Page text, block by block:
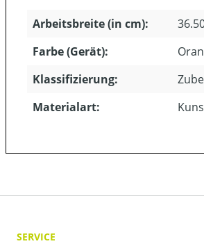
Arbeitsbreite (in cm):
Farbe (Gerät):
Klassifizierung:
Materialart:
SERVICE